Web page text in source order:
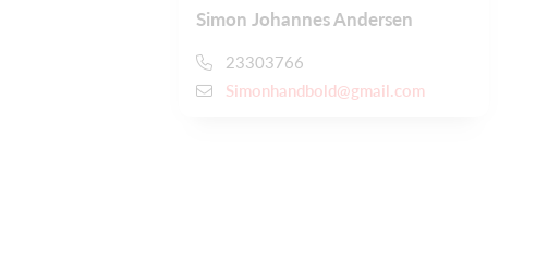
Simon Johannes Andersen
23303766
Simonhandbold@gmail.com